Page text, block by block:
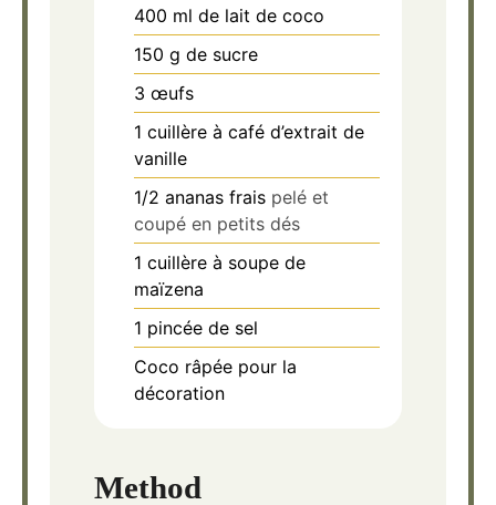
400 ml de lait de coco
150 g de sucre
3 œufs
1 cuillère à café d’extrait de
vanille
1/2 ananas frais pelé et
coupé en petits dés
1 cuillère à soupe de
maïzena
1 pincée de sel
Coco râpée pour la
décoration
Method